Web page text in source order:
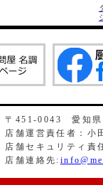
〒451-0043 愛知県
店舗運営責任者：小
店舗セキュリティ責
店舗連絡先: